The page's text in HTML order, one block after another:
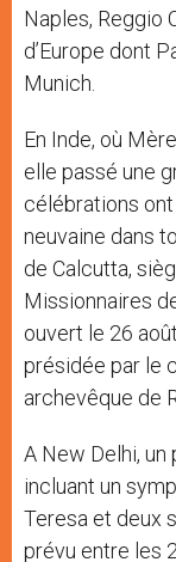
Naples, Reggio
d’Europe dont
Munich.
En Inde, où
elle passé une
célébrations
neuvaine dans
de Calcutta,
Missionnaires
ouvert le 26
présidée par le
archevêque de
A New Delhi, un
incluant un
Teresa et deux
prévu entre les